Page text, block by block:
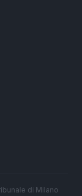
di Milano